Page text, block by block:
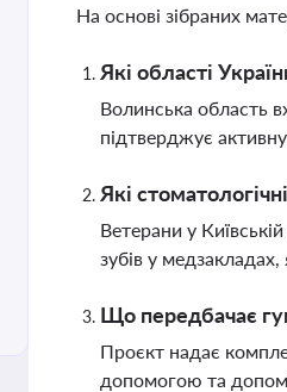
На основі зібраних
Які області
Волинська область
підтверджує
Які
Ветерани у
зубів у
Що передбачає
Проєкт надає
допомогою та